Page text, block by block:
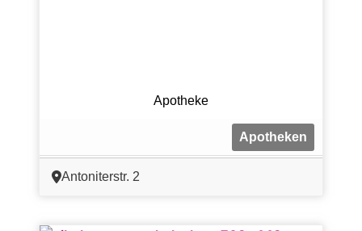
Apotheke
Apotheken
Antoniterstr. 2